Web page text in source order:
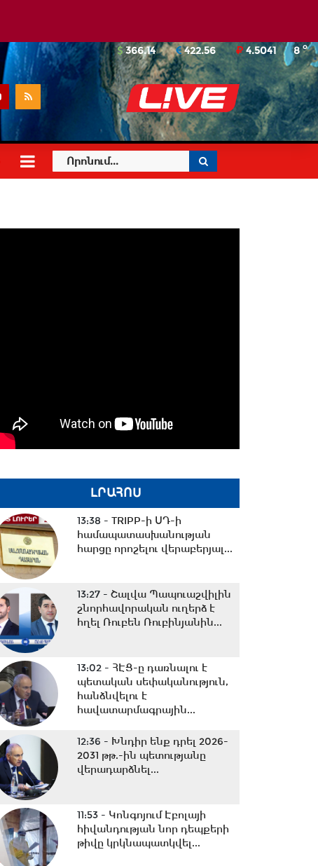
8o
366.14 422.56 4.5041
ԼՐԱՀՈՍ
13:38 - TRIPP-ի ՍԴ-ի
համապատասխանության
հարցը որոշելու վերաբերյալ...
13:27 - Շալվա Պապուաշվիլին
շնորհավորական ուղերձ է
հղել Ռուբեն Ռուբինյանին...
13:02 - ՀԷՑ-ը դառնալու է
պետական սեփականություն,
հանձնվելու է
հավատարմագրային...
12:36 - Խնդիր ենք դրել 2026-
2031 թթ.-ին պետությանը
վերադարձնել...
11:53 - Կոնգոյում Էբոլայի
հիվանդության նոր դեպքերի
թիվը կրկնապատկվել...